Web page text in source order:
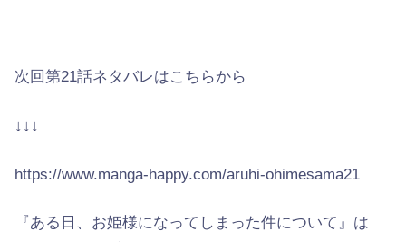
次回第21話ネタバレはこちらから
↓↓↓
https://www.manga-happy.com/aruhi-ohimesama21
『ある日、お姫様になってしまった件について』は